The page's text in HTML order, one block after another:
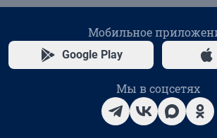
Мобильное
Google Play
Мы в соцсетях